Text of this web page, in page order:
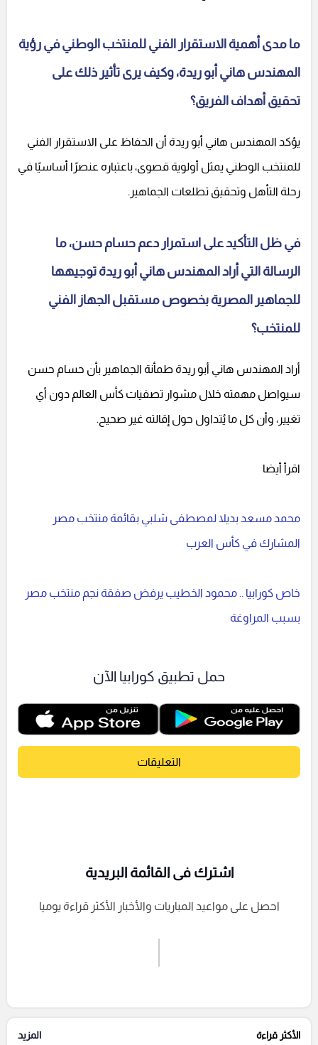
ما مدى أهمية الاستقرار الفني للمنتخب الوطني في رؤية
المهندس هاني أبو ريدة، وكيف يرى تأثير ذلك على
تحقيق أهداف الفريق؟
يؤكد المهندس هاني أبو ريدة أن الحفاظ على الاستقرار الفني
للمنتخب الوطني يمثل أولوية قصوى، باعتباره عنصرًا أساسيًا في
رحلة التأهل وتحقيق تطلعات الجماهير.
في ظل التأكيد على استمرار دعم حسام حسن، ما
الرسالة التي أراد المهندس هاني أبو ريدة توجيهها
للجماهير المصرية بخصوص مستقبل الجهاز الفني
للمنتخب؟
أراد المهندس هاني أبو ريدة طمأنة الجماهير بأن حسام حسن
سيواصل مهمته خلال مشوار تصفيات كأس العالم دون أي
تغيير، وأن كل ما يُتداول حول إقالته غير صحيح.
اقرأ أيضا
محمد مسعد بديلا لمصطفى شلبي بقائمة منتخب مصر
المشارك في كأس العرب
خاص كورابيا .. محمود الخطيب يرفض صفقة نجم منتخب مصر
بسبب المراوغة
حمل تطبيق كورابيا الآن
التعليقات
إرسال تعليق
اشترك فى القائمة البريدية
احصل على مواعيد المباريات والأخبار الأكثر قراءة يوميا
الأكثر قراءة المزيد